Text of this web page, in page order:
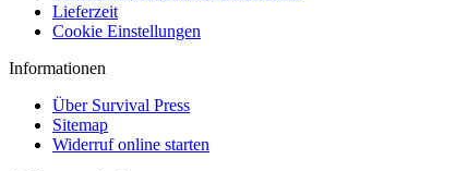
Lieferzeit
Cookie Einstellungen
Informationen
Über Survival Press
Sitemap
Widerruf online starten